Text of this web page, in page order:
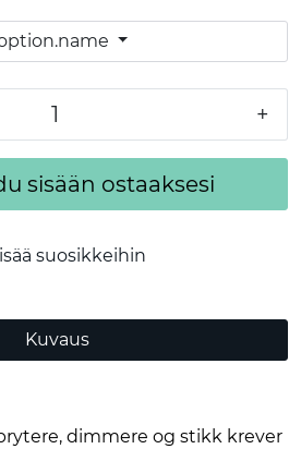
+
sisään ostaaksesi
suosikkeihin
Kuvaus
dimmere og stikk krever